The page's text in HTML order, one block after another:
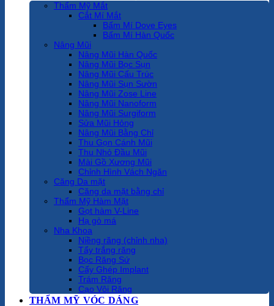
Thẩm Mỹ Mắt
Cắt Mí Mắt
Bấm Mí Dove Eyes
Bấm Mí Hàn Quốc
Nâng Mũi
Nâng Mũi Hàn Quốc
Nâng Mũi Bọc Sụn
Nâng Mũi Cấu Trúc
Nâng Mũi Sụn Sườn
Nâng Mũi Zose Line
Nâng Mũi Nanoform
Nâng Mũi Surgiform
Sửa Mũi Hỏng
Nâng Mũi Bằng Chỉ
Thu Gọn Cánh Mũi
Thu Nhỏ Đầu Mũi
Mài Gồ Xương Mũi
Chỉnh Hình Vách Ngăn
Căng Da mặt
Căng da mặt bằng chỉ
Thẩm Mỹ Hàm Mặt
Gọt hàm V-Line
Hạ gò má
Nha Khoa
Niềng răng (chỉnh nha)
Tẩy trắng răng
Bọc Răng Sứ
Cấy Ghép Implant
Trám Răng
Cạo Vôi Răng
THẨM MỸ VÓC DÁNG